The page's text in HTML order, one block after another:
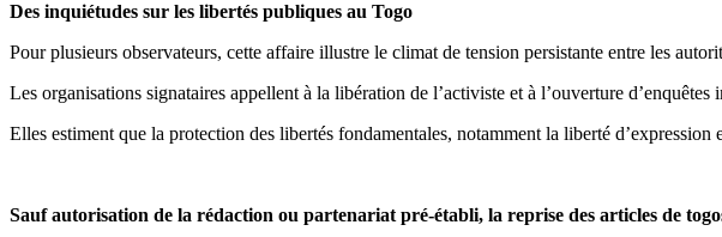
Des inquiétudes sur les libertés publiques au Togo
Pour plusieurs observateurs, cette affaire illustre le climat de tension persistante entre les
Les organisations signataires appellent à la libération de l’activiste et à l’ouverture
Elles estiment que la protection des libertés fondamentales, notamment la liberté
Sauf autorisation de la rédaction ou partenariat pré-établi, la reprise des articles de